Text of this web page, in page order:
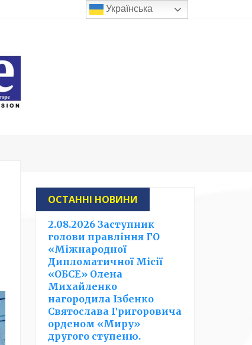
Українська
ОСТАННІ НОВИНИ
2.08.2026 Заступник
голови правління ГО
«Міжнародної
Дипломатичної Місії
«ОБСЕ» Олена
Михайленко
нагородила Ізбенко
Святослава Григоровича
орденом «Миру»
другого ступеню.